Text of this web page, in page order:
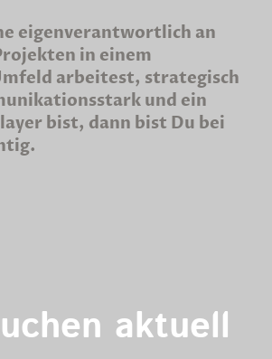
eigenverantwortlich an
in einem
arbeitest, strategisch
und ein
bist, dann bist Du bei
aktuell